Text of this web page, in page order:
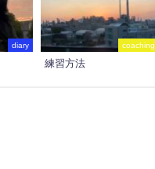
diary coaching
練習方法